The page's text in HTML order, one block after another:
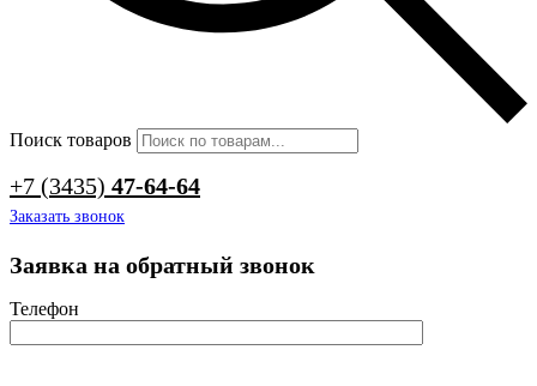
Поиск товаров
+7 (3435) 47-64-64
Заказать звонок
Заявка на обратный звонок
Телефон